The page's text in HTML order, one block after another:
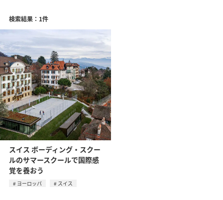
検索結果：1件
スイス ボーディング・スクー
ルのサマースクールで国際感
覚を養おう
ヨーロッパ スイス